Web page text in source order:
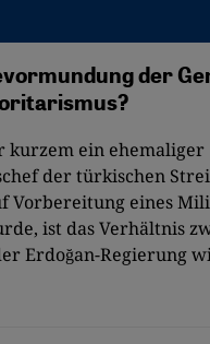
der
kurzem ein ehemaliger
der türkischen
Vorbereitung eines
ist das Verhältnis
Erdoğan-Regierung